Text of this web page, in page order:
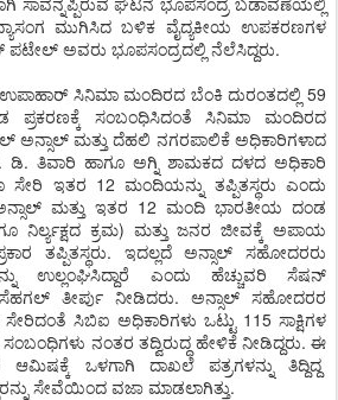
ಮುಗಿಸಿದ ಬಳಿಕ ವೈದ್ಯಕೀಯ ಉಪಕರಣಗಳ
ಪಟೇಲ್ ಅವರು ಭೂಪಸಂದ್ರದಲ್ಲಿ ನೆಲೆಸಿದ್ದರು.
ಸಿನಿಮಾ ಮಂದಿರದ ಬೆಂಕಿ ದುರಂತದಲ್ಲಿ 59
ಪ್ರಕರಣಕ್ಕೆ ಸಂಬಂಧಿಸಿದಂತೆ ಸಿನಿಮಾ ಮಂದಿರದ
ಅನ್ಸಾಲ್ ಮತ್ತು ದೆಹಲಿ ನಗರಪಾಲಿಕೆ ಅಧಿಕಾರಿಗಳಾದ
ತಿವಾರಿ ಹಾಗೂ ಅಗ್ನಿ ಶಾಮಕದ ದಳದ ಅಧಿಕಾರಿ
ಇತರ 12 ಮಂದಿಯನ್ನು ತಪ್ಪಿತಸ್ಥರು ಎಂದು
ಮತ್ತು ಇತರ 12 ಮಂದಿ ಭಾರತೀಯ ದಂಡ
ನಿರ್ಲ್ಯಕ್ಷದ ಕ್ರಮ) ಮತ್ತು ಜನರ ಜೀವಕ್ಕೆ ಅಪಾಯ
ತಪ್ಪಿತಸ್ಥರು. ಇದಲ್ಲದೆ ಅನ್ಸಾಲ್ ಸಹೋದರರು
ಉಲ್ಲಂಘಿಸಿದ್ದಾರೆ ಎಂದು ಹೆಚ್ಚುವರಿ ಸೆಷನ್
ತೀರ್ಪು ನೀಡಿದರು. ಅನ್ಸಾಲ್ ಸಹೋದರರ
ಸಿಬಿಐ ಅಧಿಕಾರಿಗಳು ಒಟ್ಟು 115 ಸಾಕ್ಷಿಗಳ
ನಂತರ ತದ್ವಿರುದ್ಧ ಹೇಳಿಕೆ ನೀಡಿದ್ದರು. ಈ
ಒಳಗಾಗಿ ದಾಖಲೆ ಪತ್ರಗಳನ್ನು ತಿದ್ದಿದ್ದ
ಸೇವೆಯಿಂದ ವಜಾ ಮಾಡಲಾಗಿತ್ತು.